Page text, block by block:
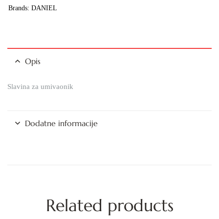
Brands: DANIEL
Opis
Slavina za umivaonik
Dodatne informacije
Related products